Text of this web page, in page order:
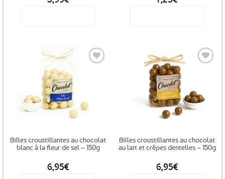
favoris
Billes croustillantes au chocolat
blanc à la fleur de sel – 150g
6,95€
aux
favoris
Billes croustillantes au chocolat
au lait et crêpes dentelles – 150g
6,95€